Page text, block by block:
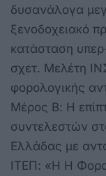
δυσανάλογα
ξενοδοχειακό
κατάσταση
σχετ. Μελέτη
φορολογικής
Μέρος Β: Η
συντελεστών
Ελλάδας με
ΙΤΕΠ: «Η Η